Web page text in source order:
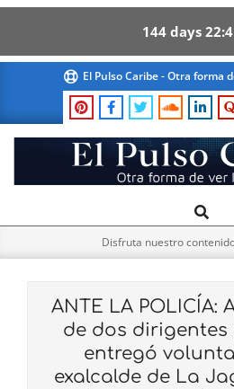
144 days 22
content
El Pulso Caribe - Otra forma
El
Pulso
Navigation
Search
Disfruta nuestro
ANTE LA POLICÍA:
de dos
entregó
exalcalde de La